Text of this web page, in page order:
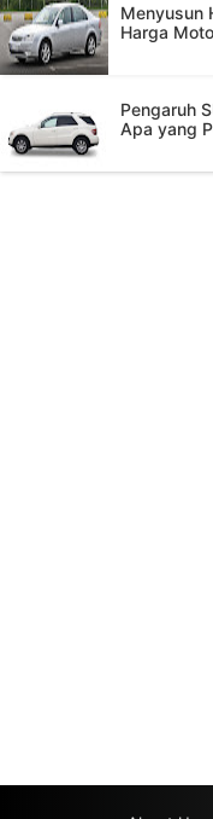
Menyusun
Harga
Pengaruh
Apa yang